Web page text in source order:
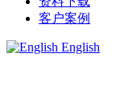
客户案例
English